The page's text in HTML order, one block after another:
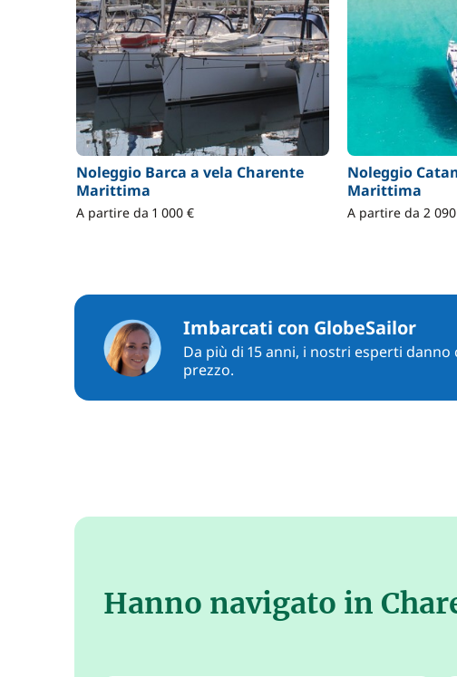
Noleggio Barca a vela Charente
Marittima
A partire da 1 000 €
Noleggio
Marittima
A partire da 2
Imbarcati con GlobeSailor
Da più di 15 anni, i nostri esperti
prezzo.
Hanno navigato in